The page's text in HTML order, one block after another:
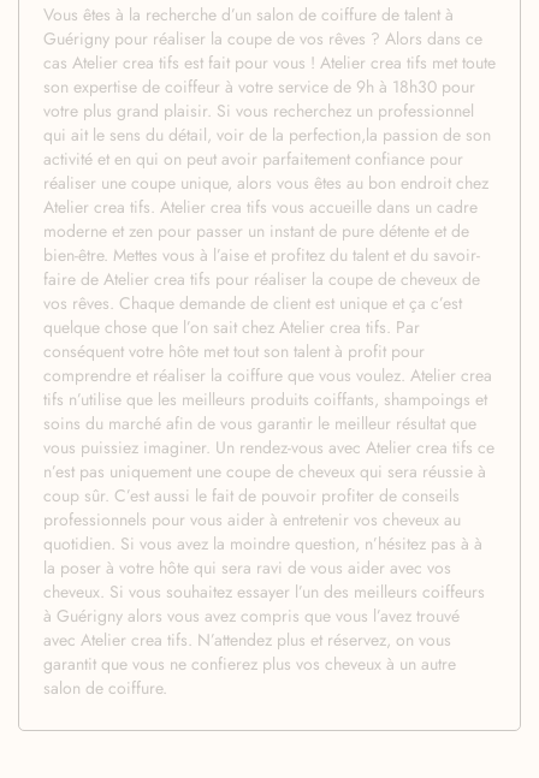
Vous êtes à la recherche d’un salon de coiffure de talent à
Guérigny pour réaliser la coupe de vos rêves ? Alors dans ce
cas Atelier crea tifs est fait pour vous ! Atelier crea tifs met toute
son expertise de coiffeur à votre service de 9h à 18h30 pour
votre plus grand plaisir. Si vous recherchez un professionnel
qui ait le sens du détail, voir de la perfection,la passion de son
activité et en qui on peut avoir parfaitement confiance pour
réaliser une coupe unique, alors vous êtes au bon endroit chez
Atelier crea tifs. Atelier crea tifs vous accueille dans un cadre
moderne et zen pour passer un instant de pure détente et de
bien-être. Mettes vous à l’aise et profitez du talent et du savoir-
faire de Atelier crea tifs pour réaliser la coupe de cheveux de
vos rêves. Chaque demande de client est unique et ça c’est
quelque chose que l’on sait chez Atelier crea tifs. Par
conséquent votre hôte met tout son talent à profit pour
comprendre et réaliser la coiffure que vous voulez. Atelier crea
tifs n’utilise que les meilleurs produits coiffants, shampoings et
soins du marché afin de vous garantir le meilleur résultat que
vous puissiez imaginer. Un rendez-vous avec Atelier crea tifs ce
n’est pas uniquement une coupe de cheveux qui sera réussie à
coup sûr. C’est aussi le fait de pouvoir profiter de conseils
professionnels pour vous aider à entretenir vos cheveux au
quotidien. Si vous avez la moindre question, n’hésitez pas à à
la poser à votre hôte qui sera ravi de vous aider avec vos
cheveux. Si vous souhaitez essayer l’un des meilleurs coiffeurs
à Guérigny alors vous avez compris que vous l’avez trouvé
avec Atelier crea tifs. N’attendez plus et réservez, on vous
garantit que vous ne confierez plus vos cheveux à un autre
salon de coiffure.